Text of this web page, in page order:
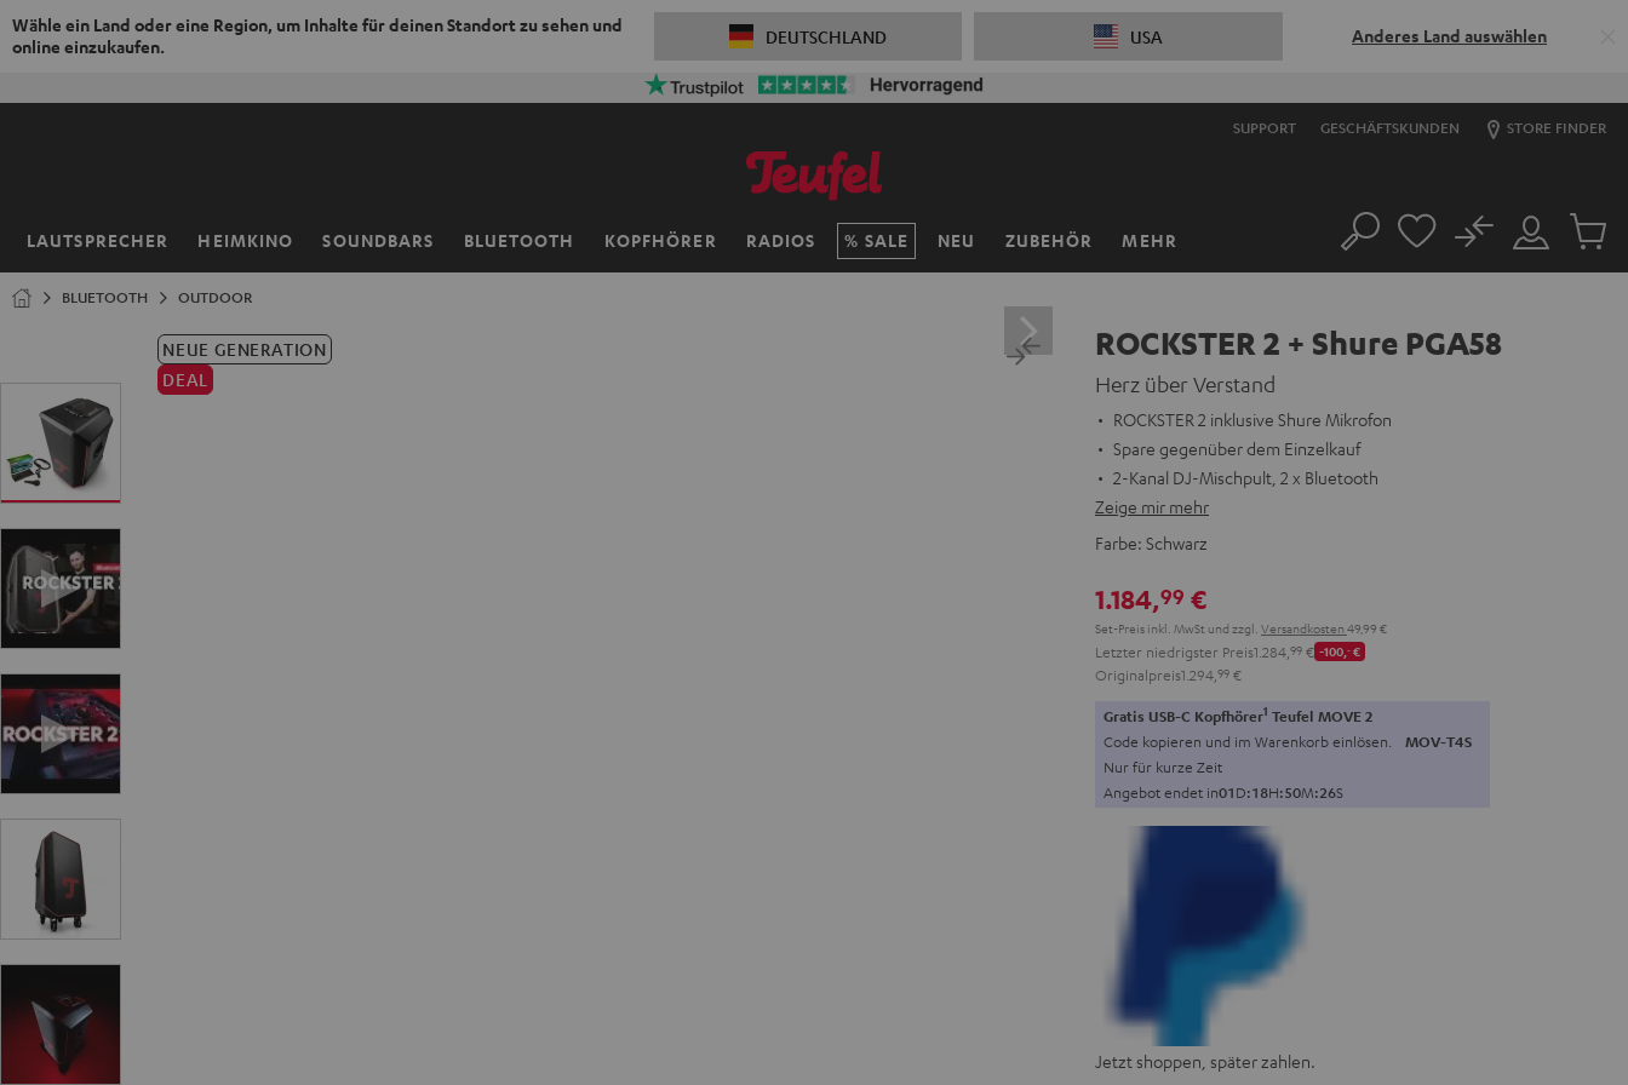
Wähle ein Land oder eine Region, um Inhalte für deinen Standort zu sehen und
online einzukaufen.
DEUTSCHLAND USA Anderes Land auswählen
SUPPORT GESCHÄFTSKUNDEN STORE FINDER
LAUTSPRECHER HEIMKINO SOUNDBARS BLUETOOTH KOPFHÖRER RADIOS SALE NEU ZUBEHÖR MEHR
Startseite Suche
Mein
Konto
No
Artikel
BLUETOOTH OUTDOOR
NEUE GENERATION
DEAL
ROCKSTER 2 + Shure PGA58
Herz über Verstand
ROCKSTER 2 inklusive Shure Mikrofon
Spare gegenüber dem Einzelkauf
2-Kanal DJ-Mischpult, 2 x Bluetooth
Zeige mir mehr
Farbe: Schwarz
1.184,99 €
Set-Preis inkl. MwSt und zzgl. Versandkosten 49,99 €
Letzter niedrigster Preis1.284, 99 € -100,‐€
Originalpreis1.294, 99 €
Gratis USB-C Kopfhörer1 Teufel MOVE 2
Code kopieren und im Warenkorb einlösen. MOV-T4S
Nur für kurze Zeit
Angebot endet in01D:18H:50M:25S
Jetzt shoppen, später zahlen.